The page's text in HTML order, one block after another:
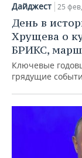
Дайджест 25
День в
Хрущева о
БРИКС,
Ключевые
грядущие